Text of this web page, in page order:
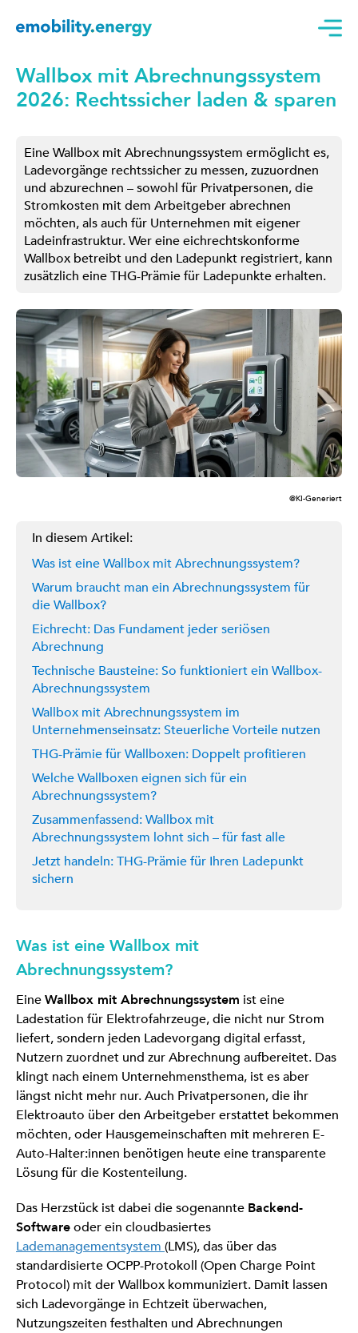
Wallbox mit Abrechnungssystem
2026: Rechtssicher laden & sparen
Eine Wallbox mit Abrechnungssystem ermöglicht es,
Ladevorgänge rechtssicher zu messen, zuzuordnen
und abzurechnen – sowohl für Privatpersonen, die
Stromkosten mit dem Arbeitgeber abrechnen
möchten, als auch für Unternehmen mit eigener
Ladeinfrastruktur. Wer eine eichrechtskonforme
Wallbox betreibt und den Ladepunkt registriert, kann
zusätzlich eine THG-Prämie für Ladepunkte erhalten.
@KI-Generiert
In diesem Artikel:
Was ist eine Wallbox mit Abrechnungssystem?
Warum braucht man ein Abrechnungssystem für
die Wallbox?
Eichrecht: Das Fundament jeder seriösen
Abrechnung
Technische Bausteine: So funktioniert ein Wallbox-
Abrechnungssystem
Wallbox mit Abrechnungssystem im
Unternehmenseinsatz: Steuerliche Vorteile nutzen
THG-Prämie für Wallboxen: Doppelt profitieren
Welche Wallboxen eignen sich für ein
Abrechnungssystem?
Zusammenfassend: Wallbox mit
Abrechnungssystem lohnt sich – für fast alle
Jetzt handeln: THG-Prämie für Ihren Ladepunkt
sichern
Was ist eine Wallbox mit
Abrechnungssystem?
EineWallbox mit Abrechnungssystem ist eine
Ladestation für Elektrofahrzeuge, die nicht nur Strom
liefert, sondern jeden Ladevorgang digital erfasst,
Nutzern zuordnet und zur Abrechnung aufbereitet. Das
klingt nach einem Unternehmensthema, ist es aber
längst nicht mehr nur. Auch Privatpersonen, die ihr
Elektroauto über den Arbeitgeber erstattet bekommen
möchten, oder Hausgemeinschaften mit mehreren E-
Auto-Halter:innen benötigen heute eine transparente
Lösung für die Kostenteilung.
Das Herzstück ist dabei die sogenannte Backend-
Softwareoder ein cloudbasiertes
Lademanagementsystem (LMS), das über das
standardisierte OCPP-Protokoll (Open Charge Point
Protocol) mit der Wallbox kommuniziert. Damit lassen
sich Ladevorgänge in Echtzeit überwachen,
Nutzungszeiten festhalten und Abrechnungen